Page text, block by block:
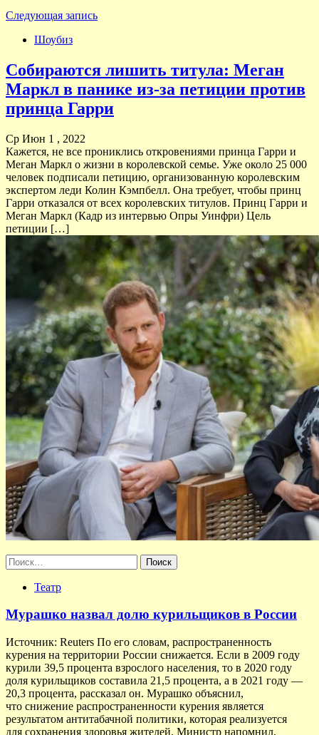
Следующая запись
Шоубиз
Собираются лишить титула: Меган
Маркл в панике из-за петиции против
принца Гарри
Ср Июн 1 , 2022
Кажется, не все прониклись откровениями принца Гарри и
Меган Маркл о жизни в королевской семье. Уже около 25 000
человек подписали петицию, организованную королевским
экспертом леди Колин Кэмпбелл. Она требует, чтобы принц
Гарри отказался от всех королевских титулов. Принц Гарри и
Меган Маркл (Кадр из интервью Опры Уинфри) Цель
петиции […]
Найти:
Театр
Мурашко назвал долю курильщиков в России
Источник: Reuters По его словам, распространенность
курения на территории России снижается. Если в 2009 году
курили 39,5 процента взрослого населения, то в 2020 году
доля курильщиков составила 21,5 процента, а в 2021 году —
20,3 процента, рассказал он. Мурашко объяснил,
что снижение распространенности курения является
результатом антитабачной политики, которая реализуется
для сохранения здоровья жителей. Министр напомнил,